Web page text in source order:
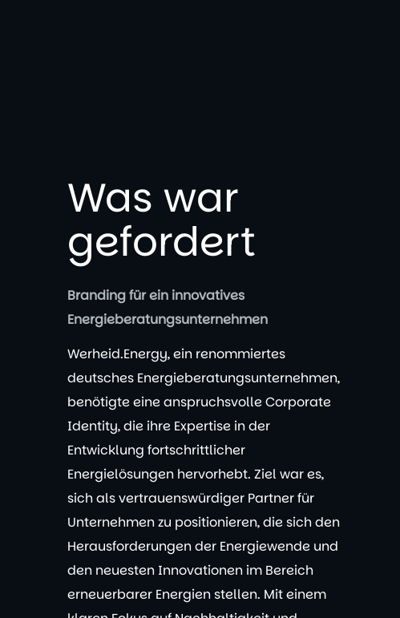
Was war
gefordert
Branding für ein innovatives
Energieberatungsunternehmen
Werheid.Energy, ein renommiertes
deutsches Energieberatungsunternehmen,
benötigte eine anspruchsvolle Corporate
Identity, die ihre Expertise in der
Entwicklung fortschrittlicher
Energielösungen hervorhebt. Ziel war es,
sich als vertrauenswürdiger Partner für
Unternehmen zu positionieren, die sich den
Herausforderungen der Energiewende und
den neuesten Innovationen im Bereich
erneuerbarer Energien stellen. Mit einem